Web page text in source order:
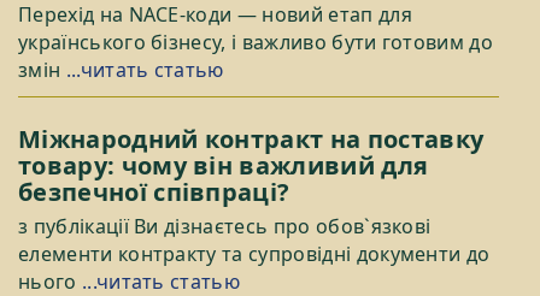
Перехід на NACE-коди — новий етап для
українського бізнесу, і важливо бути готовим до
змін ...читать статью
Міжнародний контракт на поставку
товару: чому він важливий для
безпечної співпраці?
з публікації Ви дізнаєтесь про обов`язкові
елементи контракту та супровідні документи до
нього ...читать статью